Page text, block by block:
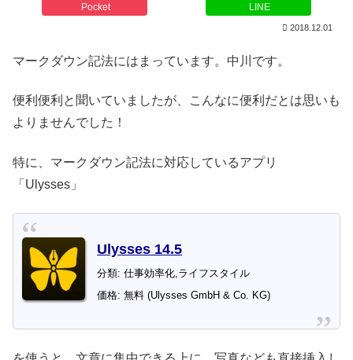
Pocket LINE
2018.12.01
マークダウン記法にはまっています。中川です。
便利便利と聞いていましたが、こんなに便利だとは思いも
よりませんでした！
特に、マークダウン記法に対応しているアプリ
「Ulysses」
Ulysses 14.5
分類: 仕事効率化,ライフスタイル
価格: 無料 (Ulysses GmbH & Co. KG)